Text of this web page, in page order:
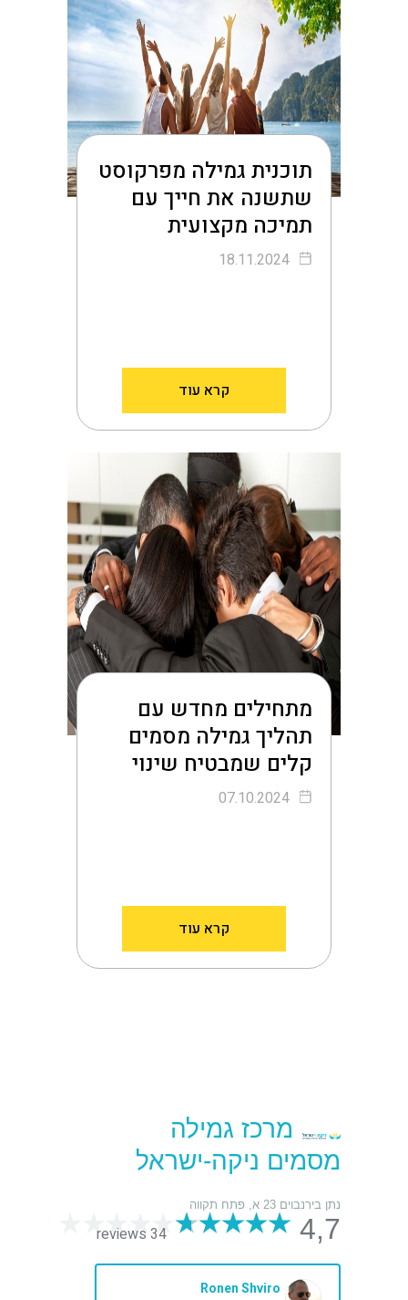
תוכנית גמילה מפרקוסט
שתשנה את חייך עם
תמיכה מקצועית
18.11.2024
קרא עוד
מתחילים מחדש עם
תהליך גמילה מסמים
קלים שמבטיח שינוי
07.10.2024
קרא עוד
מרכז גמילה
מסמים ניקה-ישראל
נתן בירנבוים 23 א, פתח תקווה
4,7
34 reviews
Ronen Shviro